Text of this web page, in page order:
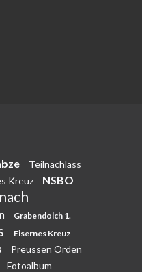
Teilnachlass
Kreuz NSBO
Grabendolch 1.
Eisernes Kreuz
Preussen Orden
Fotoalbum